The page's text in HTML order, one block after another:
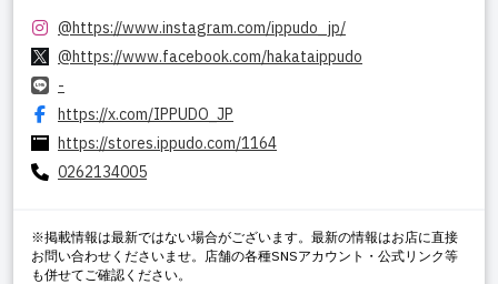
@https://www.instagram.com/ippudo_jp/
@https://www.facebook.com/hakataippudo
-
https://x.com/IPPUDO_JP
https://stores.ippudo.com/1164
0262134005
※掲載情報は最新ではない場合がございます。最新の情報はお店に直接
お問い合わせくださいませ。店舗の各種SNSアカウント・公式リンク等
も併せてご確認ください。